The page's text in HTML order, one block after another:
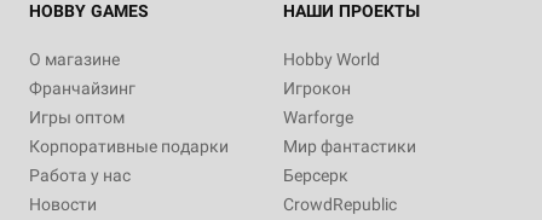
HOBBY GAMES
О магазине
Франчайзинг
Игры оптом
Корпоративные подарки
Работа у нас
Новости
НАШИ ПРОЕКТЫ
Hobby World
Игрокон
Warforge
Мир фантастики
Берсерк
CrowdRepublic